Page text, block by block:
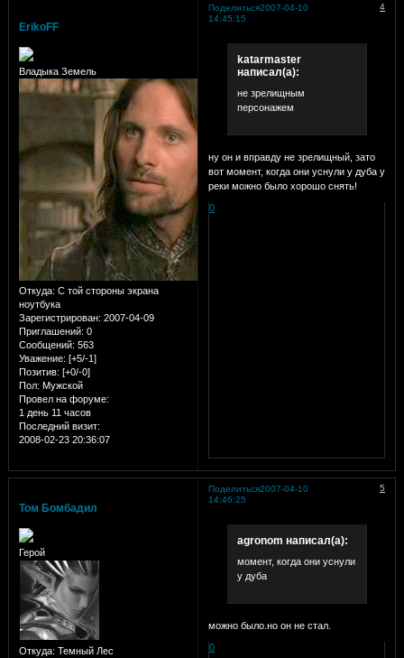
Поделиться 4
2007-04-10
14:45:15
ErikoFF
Владыка Земель
Откуда: С той стороны экрана
ноутбука
Зарегистрирован: 2007-04-09
Приглашений: 0
Сообщений: 563
Уважение: [+5/-1]
Позитив: [+0/-0]
Пол: Мужской
Провел на форуме:
1 день 11 часов
Последний визит:
2008-02-23 20:36:07
katarmaster
написал(а):
не зрелищным
персонажем
ну он и вправду не зрелищный, зато
вот момент, когда они уснули у дуба у
реки можно было хорошо снять!
0
Поделиться 5
2007-04-10
14:46:25
Том Бомбадил
Герой
Откуда: Темный Лес
agronom написал(а):
момент, когда они уснули
у дуба
можно было.но он не стал.
0